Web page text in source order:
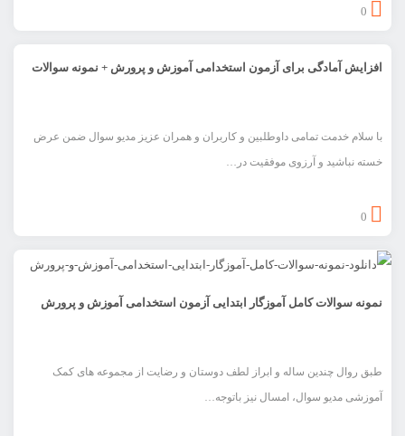
افزایش آمادگی برای آزمون استخدامی آموزش و پرورش + نمونه سوالات
با سلام خدمت تمامی داوطلبین و کاربران و همران عزیز مدیو سوال ضمن عرض
خسته نباشید و آرزوی موفقیت در…
نمونه سوالات کامل آموزگار ابتدایی آزمون استخدامی آموزش و پرورش
طبق روال چندین ساله و ابراز لطف دوستان و رضایت از مجموعه های کمک
آموزشی مدیو سوال، امسال نیز باتوجه…